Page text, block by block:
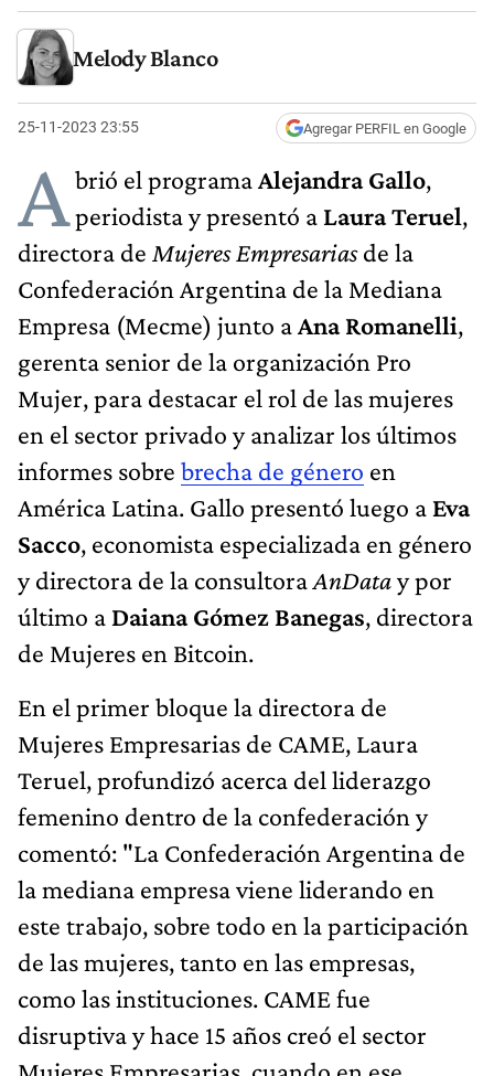
Melody Blanco
25-11-2023 23:55 Agregar PERFIL en Google
Abrió el programaAlejandra Gallo,
periodista y presentó a Laura Teruel,
directora de Mujeres Empresariasde la
Confederación Argentina de la Mediana
Empresa (Mecme) junto aAna Romanelli,
gerenta senior de la organización Pro
Mujer, para destacar el rol de las mujeres
en el sector privado y analizar los últimos
informes sobre brecha de género en
América Latina. Gallo presentó luego a Eva
Sacco, economista especializada en género
y directora de la consultoraAnDatay por
último a Daiana Gómez Banegas, directora
de Mujeres en Bitcoin.
En el primer bloque la directora de
Mujeres Empresarias de CAME, Laura
Teruel, profundizó acerca del liderazgo
femenino dentro de la confederación y
comentó: "La Confederación Argentina de
la mediana empresa viene liderando en
este trabajo, sobre todo en la participación
de las mujeres, tanto en las empresas,
como las instituciones. CAME fue
disruptiva y hace 15 años creó el sector